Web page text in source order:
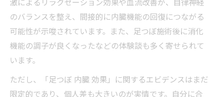
のバランスを整え、間接的に内臓機能の回復につながる
可能性が示唆されています。また、足つぼ施術後に消化
機能の調子が良くなったなどの体験談も多く寄せられて
います。
ただし、「足つぼ 内臓 効果」に関するエビデンスはまだ
限定的であり、個人差も大きいのが実情です。自分に合